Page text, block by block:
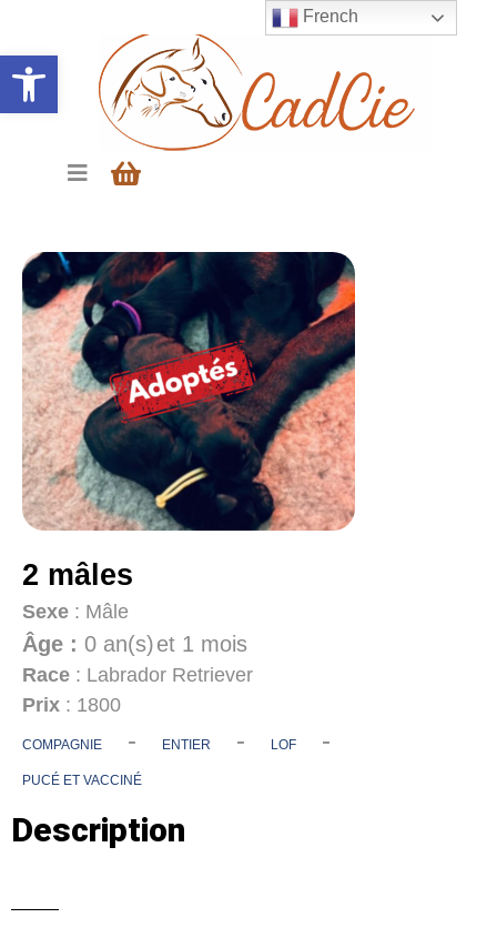
Ouvrir la barre d’outils
2 mâles
Sexe : Mâle
Âge : 0 an(s)et 1 mois
Race : Labrador Retriever
Prix : 1800
COMPAGNIE - ENTIER - LOF -
PUCÉ ET VACCINÉ
Description
French